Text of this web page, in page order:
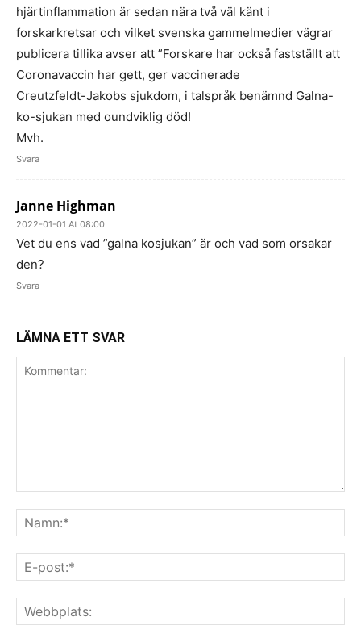
hjärtinflammation är sedan nära två väl känt i
forskarkretsar och vilket svenska gammelmedier vägrar
publicera tillika avser att ”Forskare har också fastställt att
Coronavaccin har gett, ger vaccinerade
Creutzfeldt-Jakobs sjukdom, i talspråk benämnd Galna-
ko-sjukan med oundviklig död!
Mvh.
Svara
Janne Highman
2022-01-01 At 08:00
Vet du ens vad ”galna kosjukan” är och vad som orsakar
den?
Svara
LÄMNA ETT SVAR